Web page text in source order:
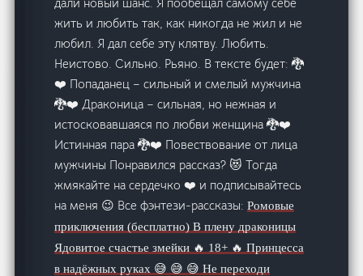
жить и любить так, как никогда не жил и не
любил. Я дал себе эту клятву. Любить.
Неистово. Сильно. Рьяно. В тексте будет: 🐉
❤️ Попаданец – сильный и смелый мужчина
🐉❤️ Драконица – сильная, но нежная и
истосковавшаяся по любви женщина 🐉❤️
Истинная пара 🐉❤️ Повествование от лица
мужчины Понравился рассказ? 😻 Тогда
жмякайте на сердечко ❤️ и подписывайтесь
на меня 😉 Все фэнтези-рассказы:Ромовые
приключения (бесплатно) В плену драконицы
Ядовитое счастье змейки 🔥 18+ 🔥 Принцесса
в надёжных руках 😅 😅 😅Не переходи